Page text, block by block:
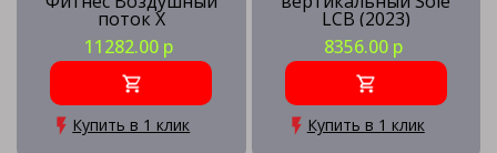
поток X
11282.00 р
Купить в 1 клик
LCB (2023)
8356.00 р
Купить в 1 клик